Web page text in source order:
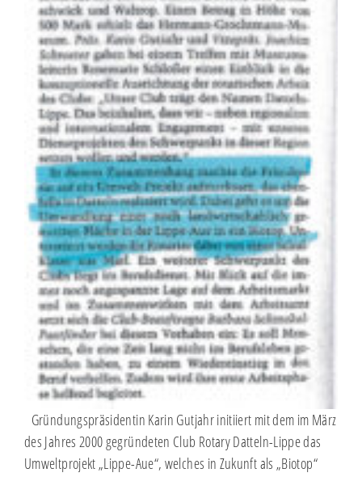
Gründungspräsidentin Karin Gutjahr initiiert mit dem im März
des Jahres 2000 gegründeten Club Rotary Datteln-Lippe das
Umweltprojekt „Lippe-Aue“, welches in Zukunft als „Biotop“